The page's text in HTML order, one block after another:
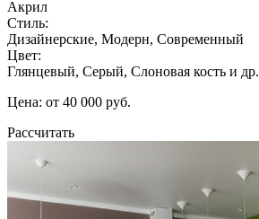
Акрил
Стиль:
Дизайнерские, Модерн, Современный
Цвет:
Глянцевый, Серый, Слоновая кость и др.
Цена: от 40 000 руб.
Рассчитать